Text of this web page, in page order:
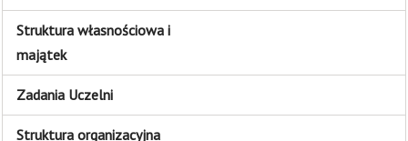
Struktura własnościowa i
majątek
Zadania Uczelni
Struktura organizacyjna